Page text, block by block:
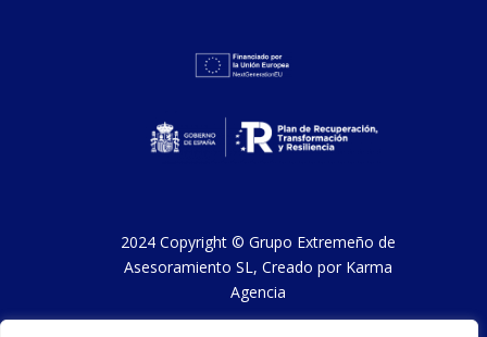
2024 Copyright © Grupo Extremeño de
Asesoramiento SL, Creado por Karma
Agencia